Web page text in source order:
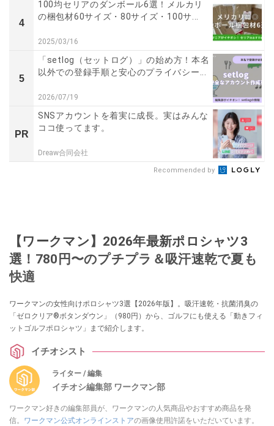
4
100均セリアのダンボール6選！メルカリ
の梱包材60サイズ・80サイズ・100サ...
2025/03/16
5
「setlog（セットログ）」の始め方！本名
以外での登録手順と安心のプライバシー...
2026/07/19
PR
SNSアカウントを着実に成長。実はみんな
ココ使ってます。
Dreaw合同会社
Recommended by
【ワークマン】2026年最新ポロシャツ3
選！780円〜のプチプラ＆吸汗速乾で夏も
快適
ワークマンの女性向けポロシャツ3選【2026年版】。吸汗速乾・抗菌消臭の
「ゼロクリア®ボタンダウン」（980円）から、ゴルフにも使える「動きフィ
ットゴルフポロシャツ」まで紹介します。
イチオシスト
ライター / 編集
イチオシ編集部 ワークマン部
ワークマン好きの編集部員が、ワークマンの人気商品やおすすめ商品を発
信。 ワークマン公式オンラインストアの画像使用許諾をいただいています。